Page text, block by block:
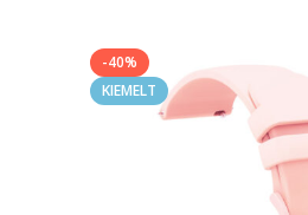
-40%
KIEMELT